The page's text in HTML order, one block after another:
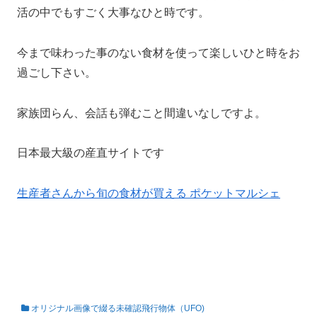
活の中でもすごく大事なひと時です。
今まで味わった事のない食材を使って楽しいひと時をお
過ごし下さい。
家族団らん、会話も弾むこと間違いなしですよ。
日本最大級の産直サイトです
生産者さんから旬の食材が買える ポケットマルシェ
オリジナル画像で綴る未確認飛行物体（UFO)